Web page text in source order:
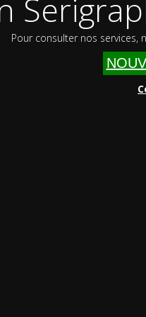
Pour consulter nos services,